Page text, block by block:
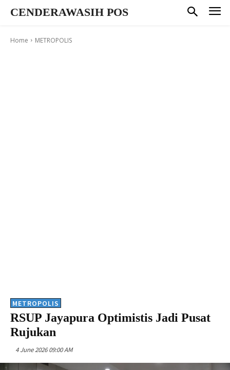
CENDERAWASIH POS
Home METROPOLIS
METROPOLIS
RSUP Jayapura Optimistis Jadi Pusat
Rujukan
4 June 2026 09:00 AM